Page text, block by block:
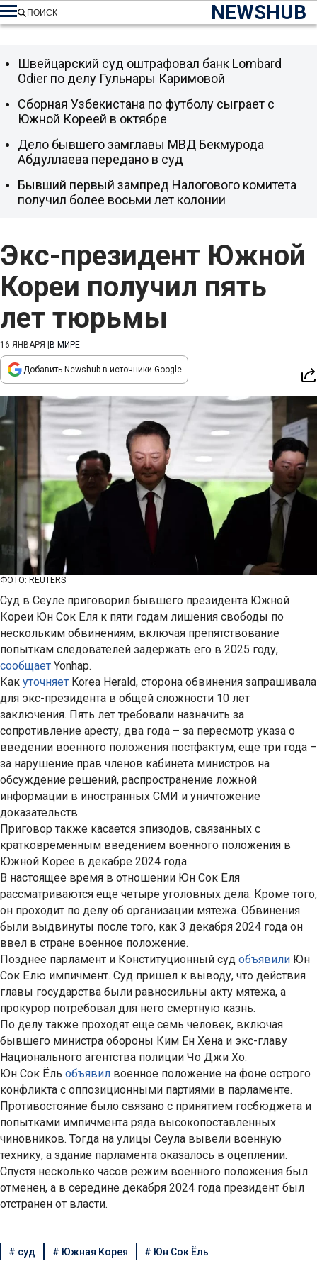
NEWSHUB
ПОИСК
Экс-президент Южной
Кореи получил пять
лет тюрьмы
16 ЯНВАРЯ В МИРЕ
Добавить Newshub в источники Google
ФОТО: REUTERS
Суд в Сеуле приговорил бывшего президента Южной
Кореи Юн Сок Ёля к пяти годам лишения свободы по
нескольким обвинениям, включая препятствование
попыткам следователей задержать его в 2025 году,
сообщает Yonhap.
Как уточняет Korea Herald, сторона обвинения запрашивала
для экс-президента в общей сложности 10 лет
заключения. Пять лет требовали назначить за
сопротивление аресту, два года – за пересмотр указа о
введении военного положения постфактум, еще три года –
за нарушение прав членов кабинета министров на
обсуждение решений, распространение ложной
информации в иностранных СМИ и уничтожение
доказательств.
Приговор также касается эпизодов, связанных с
кратковременным введением военного положения в
Южной Корее в декабре 2024 года.
В настоящее время в отношении Юн Сок Ёля
рассматриваются еще четыре уголовных дела. Кроме того,
он проходит по делу об организации мятежа. Обвинения
были выдвинуты после того, как 3 декабря 2024 года он
ввел в стране военное положение.
Позднее парламент и Конституционный суд объявили Юн
Сок Ёлю импичмент. Суд пришел к выводу, что действия
главы государства были равносильны акту мятежа, а
прокурор потребовал для него смертную казнь.
По делу также проходят еще семь человек, включая
бывшего министра обороны Ким Ен Хена и экс-главу
Национального агентства полиции Чо Джи Хо.
Юн Сок Ёль объявил военное положение на фоне острого
конфликта с оппозиционными партиями в парламенте.
Противостояние было связано с принятием госбюджета и
попытками импичмента ряда высокопоставленных
чиновников. Тогда на улицы Сеула вывели военную
технику, а здание парламента оказалось в оцеплении.
Спустя несколько часов режим военного положения был
отменен, а в середине декабря 2024 года президент был
отстранен от власти.
Швейцарский суд оштрафовал банк Lombard
Odier по делу Гульнары Каримовой
Сборная Узбекистана по футболу сыграет с
Южной Кореей в октябре
Дело бывшего замглавы МВД Бекмурода
Абдуллаева передано в суд
Бывший первый зампред Налогового комитета
получил более восьми лет колонии
# суд # Южная Корея # Юн Сок Ёль